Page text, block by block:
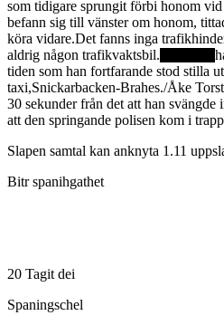
som tidigare sprungit förbi honom
befann sig till vänster om honom,
köra vidare.Det fanns inga
aldrig någon trafikvaktsbil.
tiden som han fortfarande stod stilla
taxi,Snickarbacken-Brahes./Åke
30 sekunder från det att han
att den springande polisen kom i
Slapen samtal kan anknyta 1.11
Bitr spanihgathet
20 Tagit dei
Spaningschel